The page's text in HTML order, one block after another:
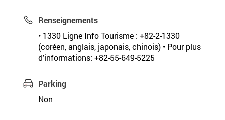
Renseignements
• 1330 Ligne Info Tourisme : +82-2-1330
(coréen, anglais, japonais, chinois) • Pour plus
d'informations: +82-55-649-5225
Parking
Non